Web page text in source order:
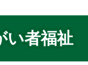
い者福祉